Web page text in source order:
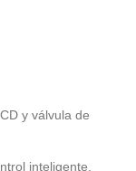
y válvula de
inteligente,